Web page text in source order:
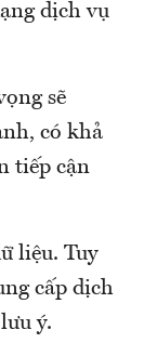
dịch vụ
sẽ
có khả
tiếp cận
liệu. Tuy
cấp dịch
ý.